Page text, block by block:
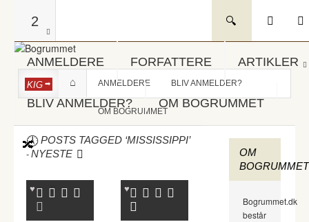
2
ANMELDERE FORFATTERE ARTIKLER
BLIV ANMELDER? OM BOGRUMMET
KIG ANMELDERE BLIV ANMELDER?
OM BOGRUMMET
POSTS TAGGED ‘MISSISSIPPI’
-NYESTE
OM
BOGRUMMET
Bogrummet.dk
består